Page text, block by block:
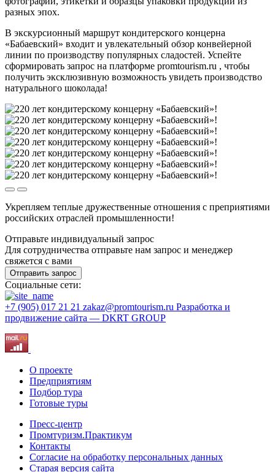
разных эпох.
В экскурсионный маршрут кондитерского концерна
«Бабаевский» входит и увлекательный обзор конвейерной
линии по производству популярных сладостей. Успейте
сформировать запрос на платформе promtourism.ru , чтобы
получить эксклюзивную возможность увидеть производство
натурального шоколада!
Укрепляем теплые дружественные отношения с преприятиями
российских отраслей промышленности!
Отправьте индивидуальный запрос
Для сотрудничества отправьте нам запрос и менеджер
свяжется с вами
Отправить запрос
Социальные сети:
+7 (905) 017 21 21 zakaz@promtourism.ru Разработка и
продвижение сайта — DKRT GROUP
О проекте
Предприятиям
Подбор тура
Готовые туры
Пресс-центр
Промтуризм.Практикум
Контакты
Согласие на обработку персональных данных
Старая версия сайта